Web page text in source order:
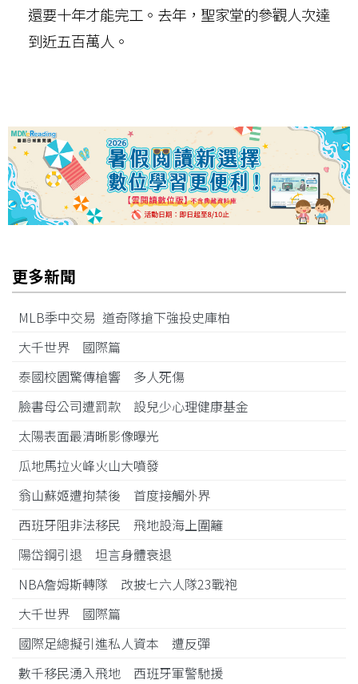
還要十年才能完工。去年，聖家堂的參觀人次達
到近五百萬人。
更多新聞
MLB季中交易 道奇隊搶下強投史庫柏
大千世界 國際篇
泰國校園驚傳槍響 多人死傷
臉書母公司遭罰款 設兒少心理健康基金
太陽表面最清晰影像曝光
瓜地馬拉火峰火山大噴發
翁山蘇姬遭拘禁後 首度接觸外界
西班牙阻非法移民 飛地設海上圍籬
陽岱鋼引退 坦言身體衰退
NBA詹姆斯轉隊 改披七六人隊23戰袍
大千世界 國際篇
國際足總擬引進私人資本 遭反彈
數千移民湧入飛地 西班牙軍警馳援